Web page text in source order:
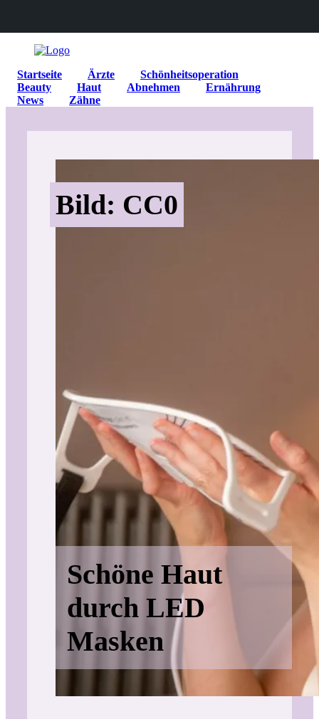
Startseite Ärzte
Schönheitsoperation
Beauty
Haut Abnehmen
Ernährung
News
Zähne
Bild: CC0
Schöne Haut
durch LED
Masken